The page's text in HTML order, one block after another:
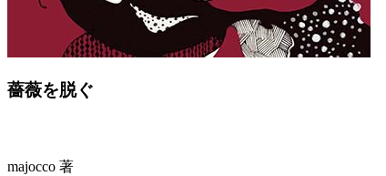
薔薇を脱ぐ
majocco 著